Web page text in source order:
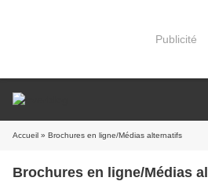
Publicité
Accueil » Brochures en ligne/Médias alternatifs
Brochures en ligne/Médias